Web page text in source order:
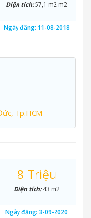
Diện tích:57,1 m2 m2
Ngày đăng: 11-08-2018
Tp.HCM
8 Triệu
Diện tích:43 m2
Ngày đăng:3-09-2020